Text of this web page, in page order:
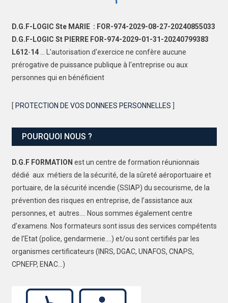
D.G.F-LOGIC Ste MARIE : FOR-974-2029-08-27-20240855033
D.G.F-LOGIC St PIERRE FOR-974-2029-01-31-20240799383
L612-14... L'autorisation d'exercice ne confère aucune
prérogative de puissance publique à l'entreprise ou aux
personnes qui en bénéficient
[ PROTECTION DE VOS DONNEES PERSONNELLES
POURQUOI NOUS ?
D.G.F FORMATION est un centre de formation réunionnais
dédié aux métiers de la sécurité, de la sûreté aéroportuaire et
portuaire, de la sécurité incendie (SSIAP) du secourisme, de la
prévention des risques en entreprise, de l’assistance aux
personnes, et autres…. Nous sommes également centre
d’examens. Nos formateurs sont issus des services compétents
de l’Etat (police, gendarmerie….) et/ou sont certifiés par les
organismes certificateurs (INRS, DGAC, UNAFOS, CNAPS,
CPNEFP, ENAC…)